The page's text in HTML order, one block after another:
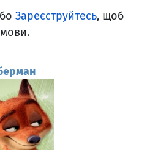
Зареєструйтесь, щоб